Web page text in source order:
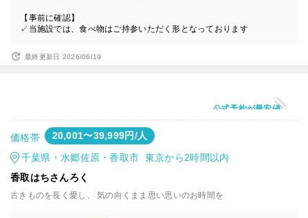
【事前に確認】
✓当施設では、食べ物はご持参いただく形となっております
最終更新日 2026/06/19
公式予約が最安値
価格帯 20,001〜39,999円/人
千葉県・水郷佐原・香取市 東京から2時間以内
香取はちさんろく
古きものを長く愛し、 ​気の向くまま思い思いのお時間を